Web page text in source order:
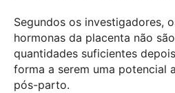
Segundos os investigadores,
hormonas da placenta não
quantidades suficientes
forma a serem uma potencial
pós-parto.